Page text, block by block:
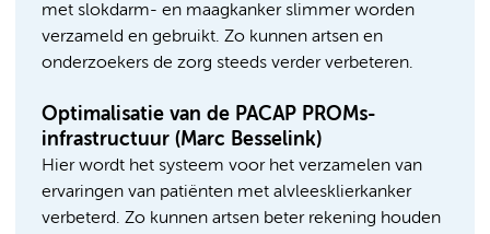
met slokdarm- en maagkanker slimmer worden
verzameld en gebruikt. Zo kunnen artsen en
onderzoekers de zorg steeds verder verbeteren.
Optimalisatie van de PACAP PROMs-
infrastructuur (Marc Besselink)
Hier wordt het systeem voor het verzamelen van
ervaringen van patiënten met alvleesklierkanker
verbeterd. Zo kunnen artsen beter rekening houden